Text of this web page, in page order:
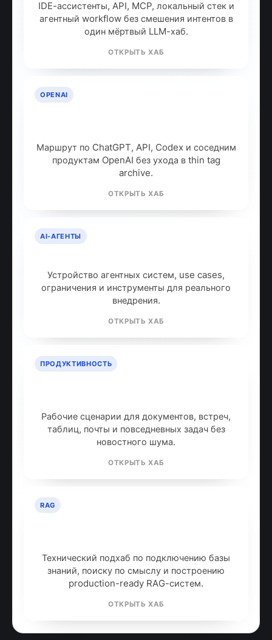
IDE-ассистенты, API, MCP, локальный стек и
агентный workflow без смешения интентов в
один мёртвый LLM-хаб.
ОТКРЫТЬ ХАБ
OPENAI
Маршрут по ChatGPT, API, Codex и соседним
продуктам OpenAI без ухода в thin tag
archive.
ОТКРЫТЬ ХАБ
AI-АГЕНТЫ
Устройство агентных систем, use cases,
ограничения и инструменты для реального
внедрения.
ОТКРЫТЬ ХАБ
ПРОДУКТИВНОСТЬ
Рабочие сценарии для документов, встреч,
таблиц, почты и повседневных задач без
новостного шума.
ОТКРЫТЬ ХАБ
RAG
Технический подхаб по подключению базы
знаний, поиску по смыслу и построению
production-ready RAG-систем.
ОТКРЫТЬ ХАБ